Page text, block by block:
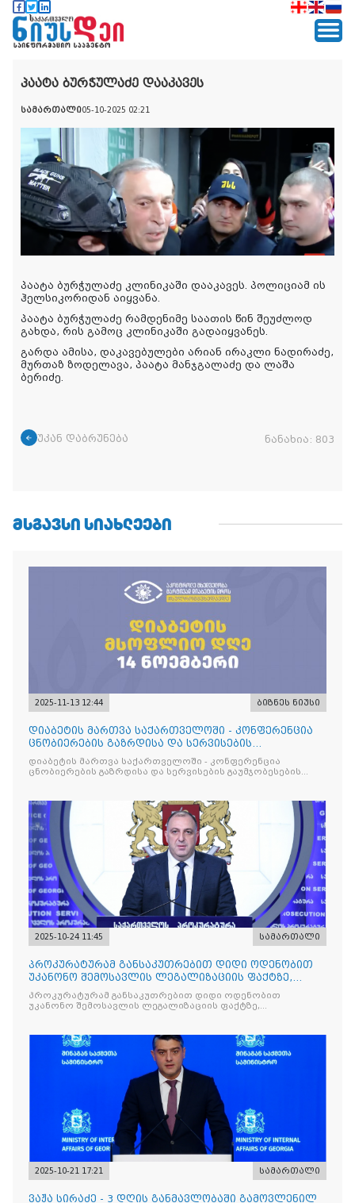
პაატა ბურჭულაძე დააკავეს
სამართალი05-10-2025 02:21
პაატა ბურჭულაძე კლინიკაში დააკავეს. პოლიციამ ის
ჰელსიკორიდან აიყვანა.
პაატა ბურჭულაძე რამდენიმე საათის წინ შეუძლოდ
გახდა, რის გამოც კლინიკაში გადაიყვანეს.
გარდა ამისა, დაკავებულები არიან ირაკლი ნადირაძე,
მურთაზ ზოდელავა, პაატა მანჯგალაძე და ლაშა
ბერიძე.
უკან დაბრუნება ნანახია: 803
ᲛᲡᲒᲐᲕᲡᲘ ᲡᲘᲐᲮᲚᲔᲔᲑᲘ
2025-11-13 12:44 ბიზნეს ნიუსი
დიაბეტის მართვა საქართველოში - კონფერენცია
ცნობიერების გაზრდისა და სერვისების
გაუმჯობესების მიზნით
დიაბეტის მართვა საქართველოში - კონფერენცია
ცნობიერების გაზრდისა და სერვისების გაუმჯობესების
2025-10-24 11:45 სამართალი
პროკურატურამ განსაკუთრებით დიდი ოდენობით
უკანონო შემოსავლის ლეგალიზაციის ფაქტზე,
საქართველოს ყოფილ პ
პროკურატურამ განსაკუთრებით დიდი ოდენობით
უკანონო შემოსავლის ლეგალიზაციის ფაქტზე,
2025-10-21 17:21 სამართალი
ვაჟა სირაძე - 3 დღის განმავლობაში გამოვლენილ